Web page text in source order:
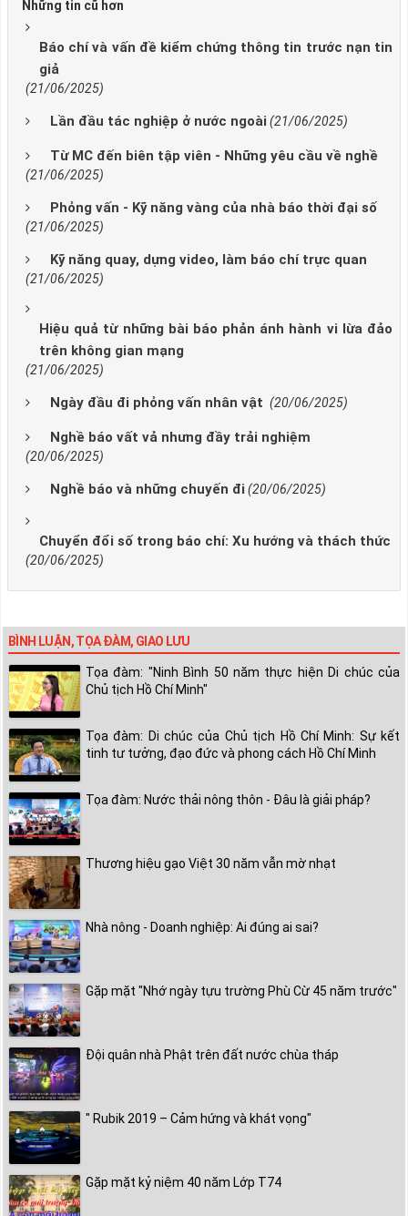
Những tin cũ hơn
Báo chí và vấn đề kiểm chứng thông tin trước nạn tin
giả
(21/06/2025)
Lần đầu tác nghiệp ở nước ngoài (21/06/2025)
Từ MC đến biên tập viên - Những yêu cầu về nghề
(21/06/2025)
Phỏng vấn - Kỹ năng vàng của nhà báo thời đại số
(21/06/2025)
Kỹ năng quay, dựng video, làm báo chí trực quan
(21/06/2025)
Hiệu quả từ những bài báo phản ánh hành vi lừa đảo
trên không gian mạng
(21/06/2025)
Ngày đầu đi phỏng vấn nhân vật (20/06/2025)
Nghề báo vất vả nhưng đầy trải nghiệm
(20/06/2025)
Nghề báo và những chuyến đi (20/06/2025)
Chuyển đổi số trong báo chí: Xu hướng và thách thức
(20/06/2025)
BÌNH LUẬN, TỌA ĐÀM, GIAO LƯU
Tọa đàm: "Ninh Bình 50 năm thực hiện Di chúc của
Chủ tịch Hồ Chí Minh"
Tọa đàm: Di chúc của Chủ tịch Hồ Chí Minh: Sự kết
tinh tư tưởng, đạo đức và phong cách Hồ Chí Minh
Tọa đàm: Nước thải nông thôn - Đâu là giải pháp?
Thương hiệu gạo Việt 30 năm vẫn mờ nhạt
Nhà nông - Doanh nghiệp: Ai đúng ai sai?
Gặp mặt "Nhớ ngày tựu trường Phù Cừ 45 năm trước"
Đội quân nhà Phật trên đất nước chùa tháp
" Rubik 2019 – Cảm hứng và khát vọng"
Gặp mặt kỷ niệm 40 năm Lớp T74